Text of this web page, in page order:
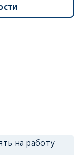
на работу